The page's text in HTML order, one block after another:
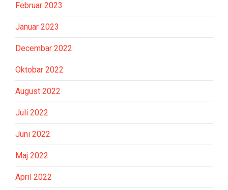
Februar 2023
Januar 2023
Decembar 2022
Oktobar 2022
August 2022
Juli 2022
Juni 2022
Maj 2022
April 2022